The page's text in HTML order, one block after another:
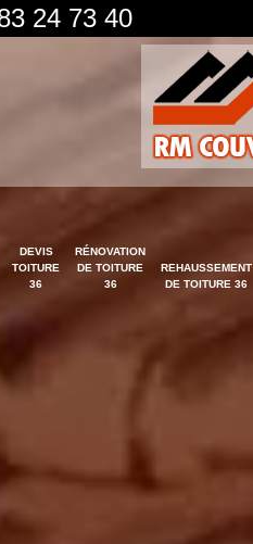
24 73 40
DEVIS
TOITURE
36
RÉNOVATION
DE TOITURE
36
REHAUSSEMENT
DE TOITURE 36